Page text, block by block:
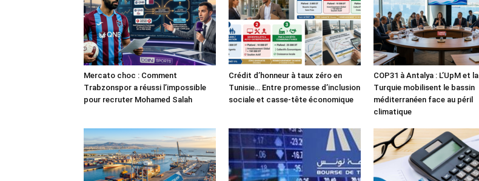
Mercato choc : Comment
Trabzonspor a réussi l’impossible
pour recruter Mohamed Salah
Crédit d’honneur à taux zéro en
Tunisie… Entre promesse d’inclusion
sociale et casse-tête économique
COP31 à Antalya : L’UpM et la
Turquie mobilisent le bassin
méditerranéen face au péril
climatique